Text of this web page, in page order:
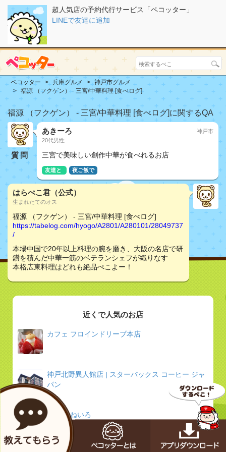
超人気店の予約代行サービス「ペコッター」
LINEで友達に追加
ペコッター 兵庫グルメ
神戸市グルメ
福源 （フクゲン） - 三宮/中華料理 [食べログ]
福源 （フクゲン） - 三宮/中華料理 [食べログ]に関するQA
質問
あきーろ
20代男性
神戸市
三宮で美味しい創作中華が食べれるお店
友達と 夜ご飯で
はらぺこ君（公式）
生まれたてのオス
福源 （フクゲン） - 三宮/中華料理 [食べログ]
https://tabelog.com/hyogo/A2801/A280101/28049737
/
本場中国で20年以上料理の腕を磨き、大阪の名店で研
鑽を積んだ中華一筋のベテランシェフが織りなす
本格広東料理はどれも絶品ぺこよー！
近くで人気のお店
カフェ フロインドリーブ本店
神戸北野異人館店 | スターバックス コーヒー ジャ
パン
鉄板焼 ねいろ